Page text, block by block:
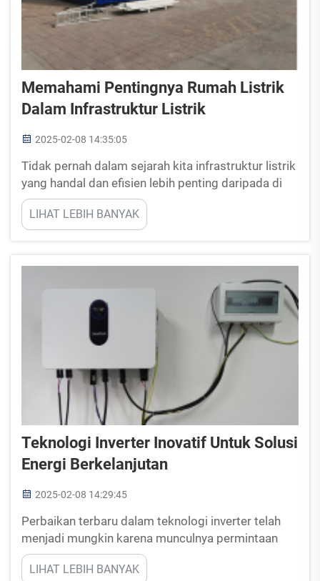
Memahami Pentingnya Rumah Listrik
Dalam Infrastruktur Listrik
2025-02-08 14:35:05
Tidak pernah dalam sejarah kita infrastruktur listrik
yang handal dan efisien lebih penting daripada di
dunia modern. Juga dikenal sebagai E-House,
rumah listrik adalah pusat efisiensi operasi sistem
listrik. Struktur yang sudah dibuat...
LIHAT LEBIH BANYAK
Teknologi Inverter Inovatif Untuk Solusi
Energi Berkelanjutan
2025-02-08 14:29:45
Perbaikan terbaru dalam teknologi inverter telah
menjadi mungkin karena munculnya permintaan
global energi berkelanjutan. Blog ini akan melihat
bagaimana inovasi mengubah ekonomi global
LIHAT LEBIH BANYAK